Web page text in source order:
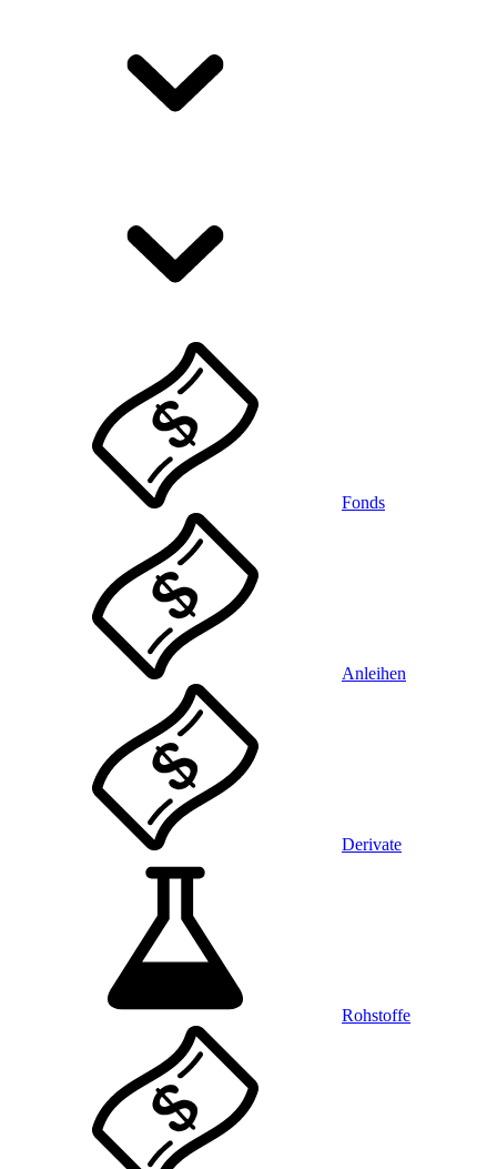
Fonds
Anleihen
Derivate
Rohstoffe